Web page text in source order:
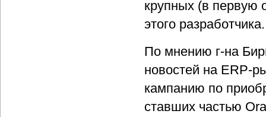
крупных (в первую
этого разработчика.
По мнению г-на
новостей на ERP-
кампанию по
ставших частью